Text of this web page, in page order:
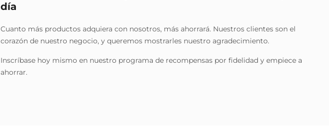
día
Cuanto más productos adquiera con nosotros, más ahorrará. Nuestros clientes son el
corazón de nuestro negocio, y queremos mostrarles nuestro agradecimiento.
Inscríbase hoy mismo en nuestro programa de recompensas por fidelidad y empiece a
ahorrar.